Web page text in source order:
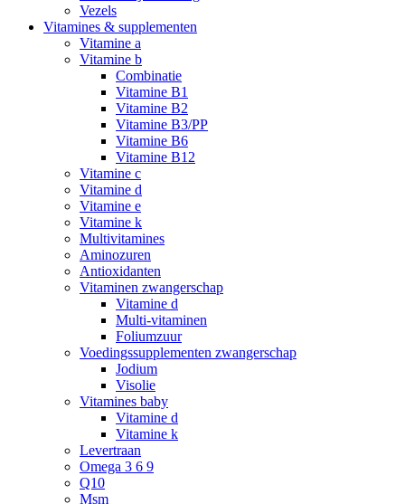
Vezels
Vitamines & supplementen
Vitamine a
Vitamine b
Combinatie
Vitamine B1
Vitamine B2
Vitamine B3/PP
Vitamine B6
Vitamine B12
Vitamine c
Vitamine d
Vitamine e
Vitamine k
Multivitamines
Aminozuren
Antioxidanten
Vitaminen zwangerschap
Vitamine d
Multi-vitaminen
Foliumzuur
Voedingssupplementen zwangerschap
Jodium
Visolie
Vitamines baby
Vitamine d
Vitamine k
Levertraan
Omega 3 6 9
Q10
Msm